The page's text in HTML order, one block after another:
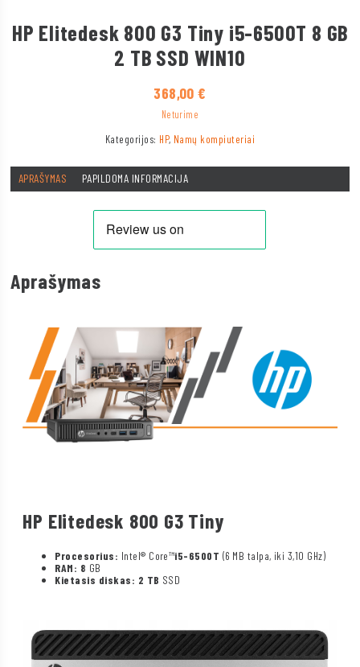
HP Elitedesk 800 G3 Tiny i5-6500T 8 GB
2 TB SSD WIN10
368,00€
Neturime
Kategorijos: HP, Namų kompiuteriai
APRAŠYMAS PAPILDOMA INFORMACIJA
Aprašymas
HP Elitedesk 800 G3 Tiny
Procesorius: Intel® Core™i5-6500T (6 MB talpa, iki 3,10 GHz)
RAM: 8 GB
Kietasis diskas: 2 TB SSD